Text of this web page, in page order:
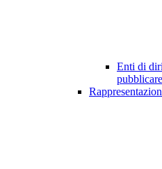
Enti di